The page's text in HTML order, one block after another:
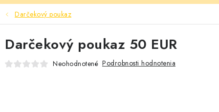
VČELÍ PEĽ
MATERSKÁ KAŠIČKA
Darčekový poukaz
Darčekový poukaz 50 EUR
Neohodnotené Podrobnosti hodnotenia